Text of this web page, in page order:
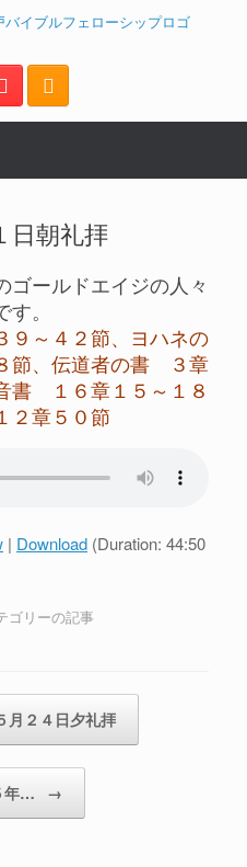
日朝礼拝
ゴールドエイジの人々
。
～４２節、ヨハネの
節、伝道者の書 ３章
書 １６章１５～１８
章５０節
| Download (Duration: 44:50
ゴリーの記事
月２４日夕礼拝
年… →